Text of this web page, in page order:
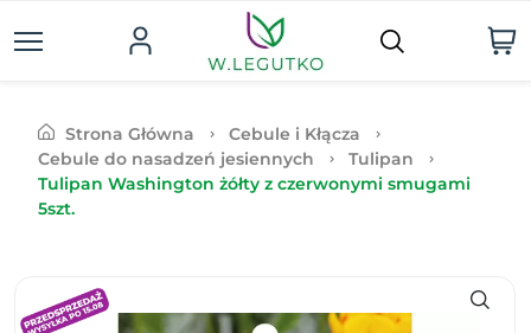
Strona Główna
Cebule i Kłącza
Cebule do nasadzeń jesiennych
Tulipan
Tulipan Washington żółty z czerwonymi smugami
5szt.